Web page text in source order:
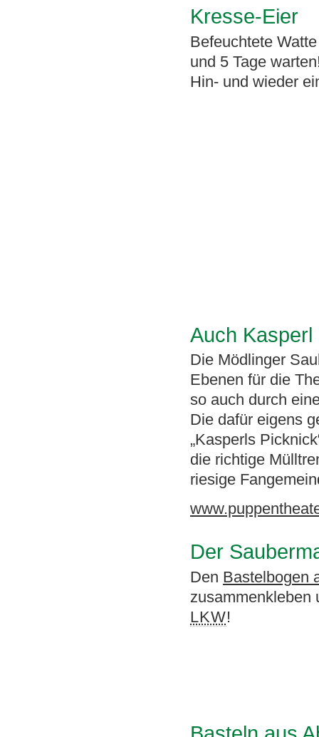
Kresse-Eier
Befeuchtete
und 5 Tage
Hin- und wieder
Auch
Die Mödlinger
Ebenen für die
so auch durch
Die dafür eigens
„Kasperls
die richtige
riesige
Der
Den Bastelbogen
zusammenkleben
LKW!